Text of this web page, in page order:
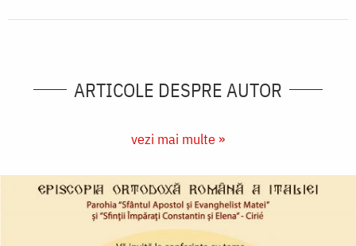
ARTICOLE DESPRE AUTOR
vezi mai multe »